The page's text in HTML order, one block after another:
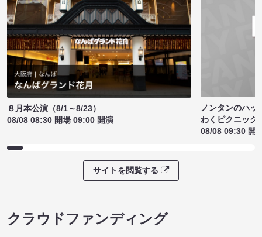
８月本公演（8/1～8/23）
08/08 08:30 開場 09:00 開演
ノンタンのハッ
わくピクニック
08/08 09:30 開
サイトを閲覧する
クラウドファンディング